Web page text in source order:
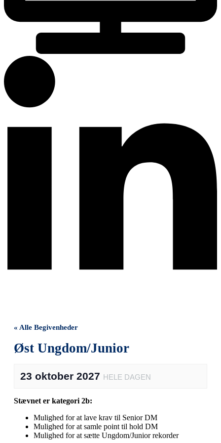
« Alle Begivenheder
Øst Ungdom/Junior
23 oktober 2027 HELE DAGEN
Stævnet er kategori 2b:
Mulighed for at lave krav til Senior DM
Mulighed for at samle point til hold DM
Mulighed for at sætte Ungdom/Junior rekorder